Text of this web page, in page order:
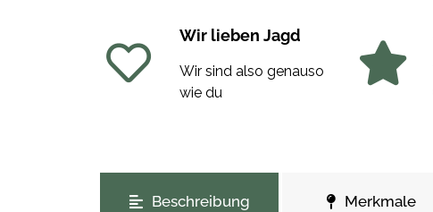
Wir lieben Jagd
Wir sind also genauso
wie du
Beschreibung Merkmale